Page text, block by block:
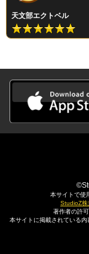
天文部エクトベル
本サイトで使
StudioZ株
著作者の許
本サイトに掲載されている